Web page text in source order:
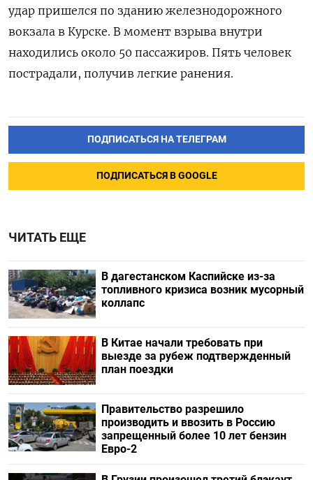
удар пришелся по зданию железнодорожного
вокзала в Курске. В момент взрыва внутри
находились около 50 пассажиров. Пять человек
пострадали, получив легкие ранения.
ПОДПИСАТЬСЯ НА ТЕЛЕГРАМ
ПОДПИСАТЬСЯ В GOOGLE
ЧИТАТЬ ЕЩЕ
В дагестанском Каспийске из-за
топливного кризиса возник мусорный
коллапс
В Китае начали требовать при
выезде за рубеж подтвержденный
план поездки
Правительство разрешило
производить и ввозить в Россию
запрещенный более 10 лет бензин
Евро-2